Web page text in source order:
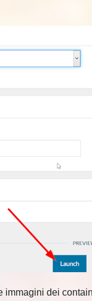
immagini dei